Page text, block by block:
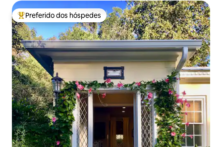
Entre os melhores preferidos dos hóspedes
Preferido dos hóspedes